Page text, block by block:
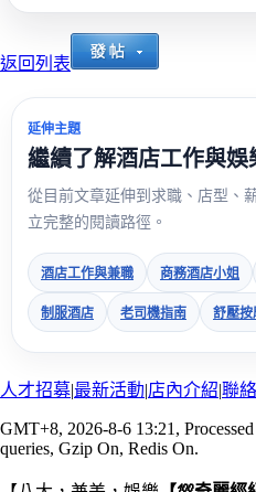
返回列表
延伸主題
繼續了解酒店工作與娛
從目前文章延伸到求職、店型、
立完整的閱讀路徑。
酒店工作與兼職 商務酒店小姐
制服酒店 老司機指南 舒壓按
人才招募|最新活動|店內介紹|聯
GMT+8, 2026-8-6 13:21 ,
queries, Gzip On, Redis On.